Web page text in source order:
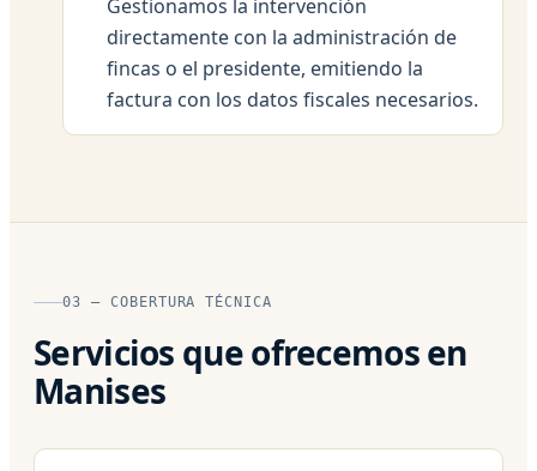
Gestionamos la intervención
directamente con la administración de
fincas o el presidente, emitiendo la
factura con los datos fiscales necesarios.
03 — COBERTURA TÉCNICA
Servicios que ofrecemos en
Manises